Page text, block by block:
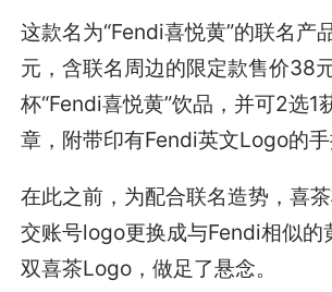
这款名为“Fendi喜悦黄”的联名产
元，含联名周边的限定款售价38
杯“Fendi喜悦黄”饮品，并可2选1
章，附带印有Fendi英文Logo的手
在此之前，为配合联名造势，喜
交账号logo更换成与Fendi相似的
双喜茶Logo，做足了悬念。